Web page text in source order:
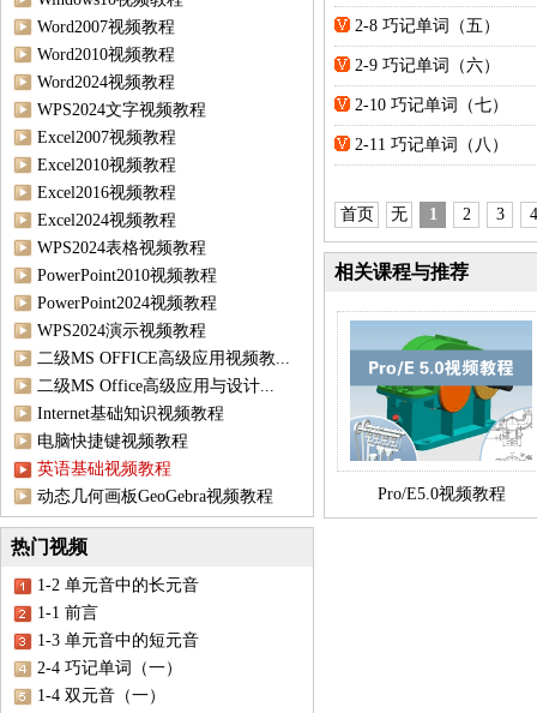
Word2007视频教程
Word2010视频教程
Word2024视频教程
WPS2024文字视频教程
Excel2007视频教程
Excel2010视频教程
Excel2016视频教程
Excel2024视频教程
WPS2024表格视频教程
PowerPoint2010视频教程
PowerPoint2024视频教程
WPS2024演示视频教程
二级MS OFFICE高级应用视频教...
二级MS Office高级应用与设计...
Internet基础知识视频教程
电脑快捷键视频教程
英语基础视频教程
动态几何画板GeoGebra视频教程
热门视频
1-2 单元音中的长元音
1-1 前言
1-3 单元音中的短元音
2-4 巧记单词（一）
1-4 双元音（一）
2-8 巧记单词（五）
2-9 巧记单词（六）
2-10 巧记单词（七）
2-11 巧记单词（八）
首页 无 1 2 3 4
相关课程与推荐
Pro/E5.0视频教程